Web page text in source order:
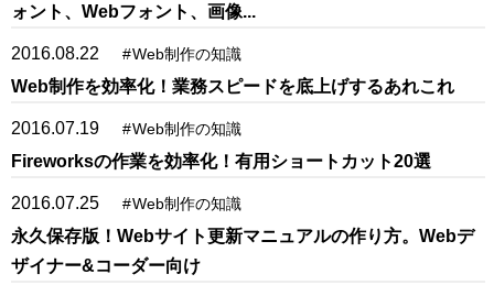
ォント、Webフォント、画像...
2016.08.22 #Web制作の知識
Web制作を効率化！業務スピードを底上げするあれこれ
2016.07.19 #Web制作の知識
Fireworksの作業を効率化！有用ショートカット20選
2016.07.25 #Web制作の知識
永久保存版！Webサイト更新マニュアルの作り方。Webデ
ザイナー&コーダー向け